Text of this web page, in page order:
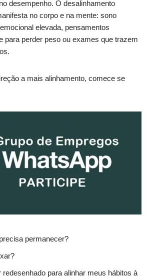
desempenho. O desalinhamento
no corpo e na mente: sono
elevada, pensamentos
para perder peso ou exames que trazem
a mais alinhamento, comece se
permanecer?
para alinhar meus hábitos à